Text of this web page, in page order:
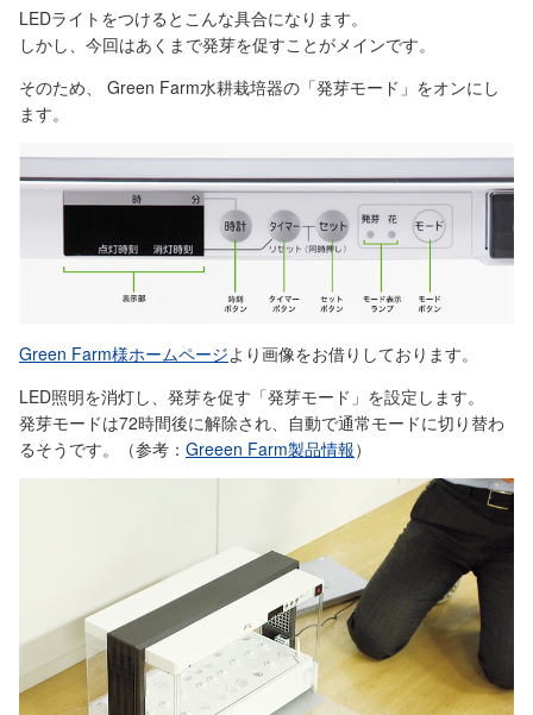
LEDライトをつけるとこんな具合になります。
しかし、今回はあくまで発芽を促すことがメインです。
そのため、 Green Farm水耕栽培器の「発芽モード」をオンにし
ます。
Green Farm様ホームページより画像をお借りしております。
LED照明を消灯し、発芽を促す「発芽モード」を設定します。
発芽モードは72時間後に解除され、自動で通常モードに切り替わ
るそうです。（参考： Greeen Farm製品情報）